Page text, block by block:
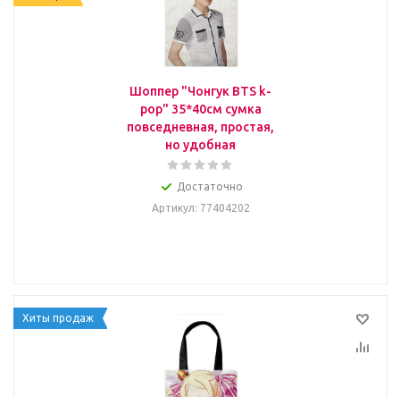
Шоппер "Чонгук BTS k-
pop" 35*40см сумка
повседневная, простая,
но удобная
Достаточно
Артикул: 77404202
Хиты продаж